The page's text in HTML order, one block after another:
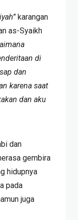
karangan
as-Syaikh
di
dan
karena saat
dan aku
dan
gembira
hidupnya
pada
juga